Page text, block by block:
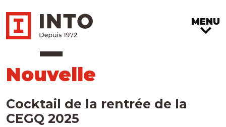
MENU
Nouvelle
Cocktail de la rentrée de la
CEGQ 2025